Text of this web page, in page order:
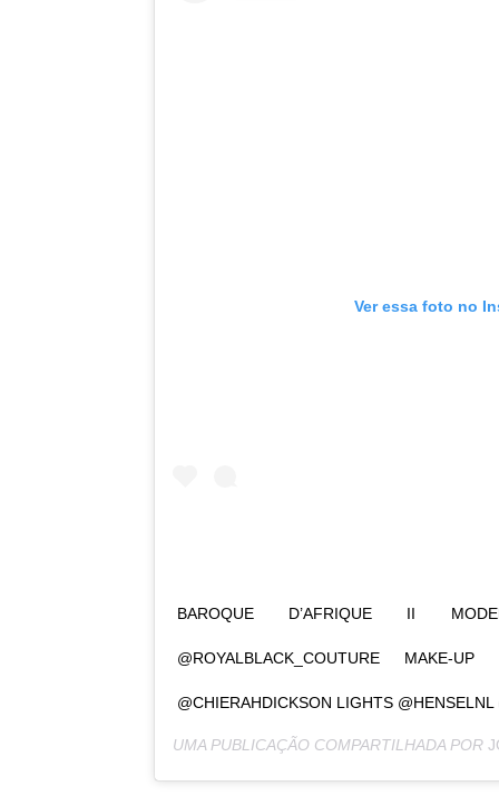
Ver essa foto no
BAROQUE D’AFRIQUE II
@ROYALBLACK_COUTURE MAKE-UP
@CHIERAHDICKSON LIGHTS
UMA PUBLICAÇÃO COMPARTILHADA POR